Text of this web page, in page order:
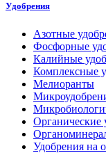
Удобрения
Азотные
Фосфорные
Калийные
Комплексные
Мелиоранты
Органические
Удобрения на